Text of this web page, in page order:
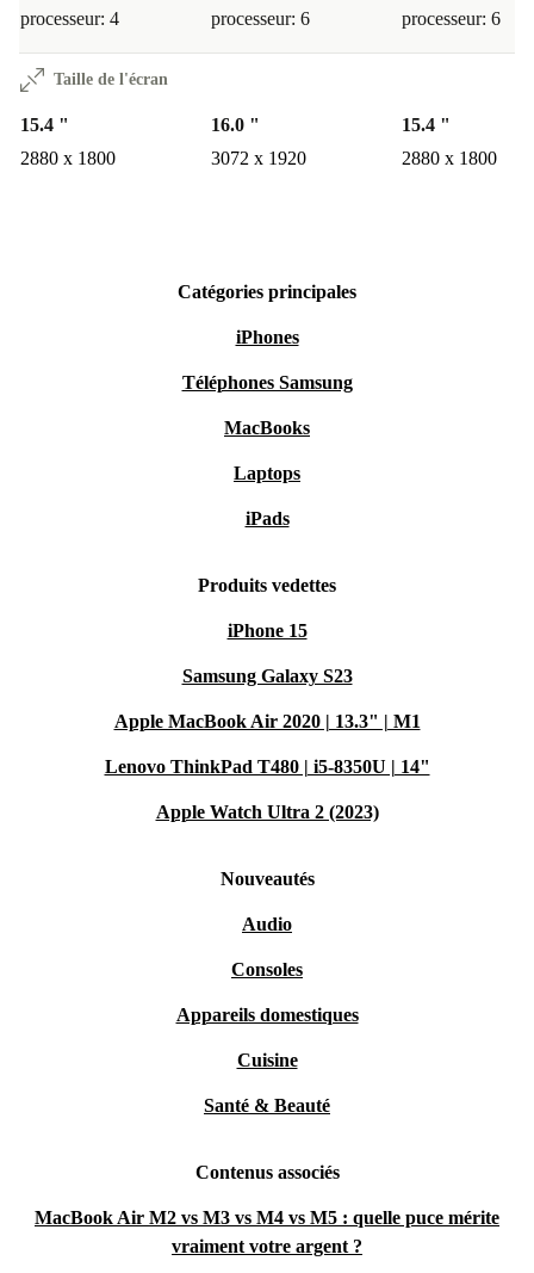
processeur: 4 processeur: 6 processeur: 6
Taille de l'écran
15.4 "
2880 x 1800
16.0 "
3072 x 1920
15.4 "
2880 x 1800
Catégories principales
iPhones
Téléphones Samsung
MacBooks
Laptops
iPads
Produits vedettes
iPhone 15
Samsung Galaxy S23
Apple MacBook Air 2020 | 13.3" | M1
Lenovo ThinkPad T480 | i5-8350U | 14"
Apple Watch Ultra 2 (2023)
Nouveautés
Audio
Consoles
Appareils domestiques
Cuisine
Santé & Beauté
Contenus associés
MacBook Air M2 vs M3 vs M4 vs M5 : quelle puce mérite
vraiment votre argent ?